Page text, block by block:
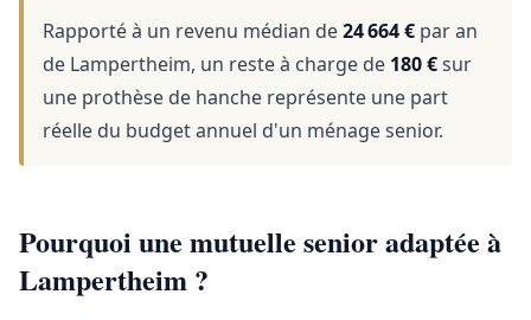
Rapporté à un revenu médian de24 664 € par an
de Lampertheim, un reste à charge de 180 €sur
une prothèse de hanche représente une part
réelle du budget annuel d'un ménage senior.
Pourquoi une mutuelle senior adaptée à
Lampertheim ?